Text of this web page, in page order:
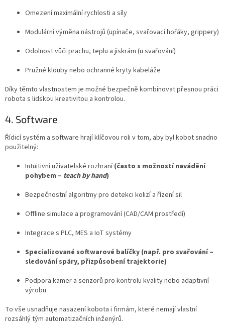
Omezení maximální rychlosti a síly
Modulární výměna nástrojů (upínače, svařovací hořáky, grippery)
Odolnost vůči prachu, teplu a jiskrám (u svařování)
Pružné klouby nebo ochranné kryty kabeláže
Díky těmto vlastnostem je možné bezpečně kombinovat přesnou práci
robota s lidskou kreativitou a kontrolou.
4. Software
Řídicí systém a software hrají klíčovou roli v tom, aby byl kobot snadno
použitelný:
Intuitivní uživatelské rozhraní(často s možností navádění
pohybem – teach by hand)
Bezpečnostní algoritmy pro detekci kolizí a řízení sil
Offline simulace a programování (CAD/CAM prostředí)
Integrace s PLC, MES a IoT systémy
Specializované softwarové balíčky (např. pro svařování –
sledování spáry, přizpůsobení trajektorie)
Podpora kamer a senzorů pro kontrolu kvality nebo adaptivní
výrobu
To vše usnadňuje nasazení kobota i firmám, které nemají vlastní
rozsáhlý tým automatizačních inženýrů.